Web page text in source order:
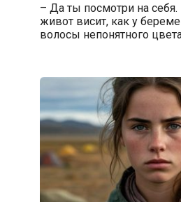
– Да ты посмотри на
живот висит, как у
волосы непонятного